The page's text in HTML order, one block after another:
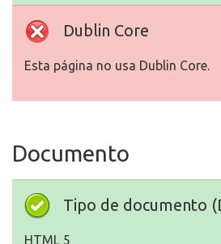
Dublin Core
Esta página no usa Dublin Core.
Documento
Tipo de documento
HTML 5